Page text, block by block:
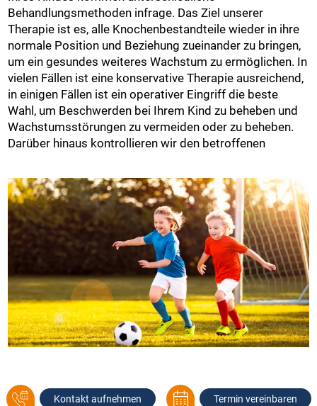
Behandlungsmethoden infrage. Das Ziel unserer
Therapie ist es, alle Knochenbestandteile wieder in ihre
normale Position und Beziehung zueinander zu bringen,
um ein gesundes weiteres Wachstum zu ermöglichen. In
vielen Fällen ist eine konservative Therapie ausreichend,
in einigen Fällen ist ein operativer Eingriff die beste
Wahl, um Beschwerden bei Ihrem Kind zu beheben und
Wachstumsstörungen zu vermeiden oder zu beheben.
Darüber hinaus kontrollieren wir den betroffenen
Kontakt aufnehmen Termin vereinbaren